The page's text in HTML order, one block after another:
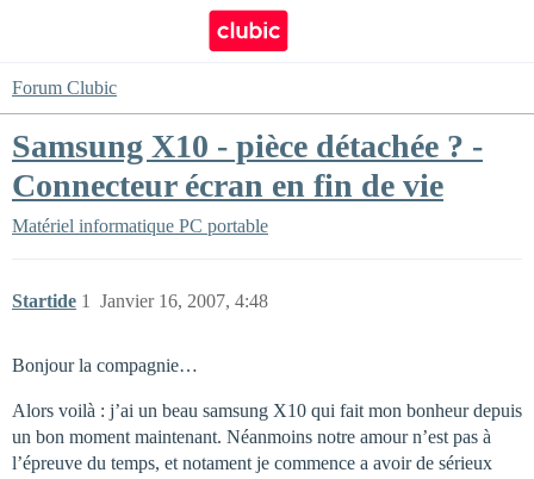
Forum Clubic
Samsung X10 - pièce détachée ? -
Connecteur écran en fin de vie
Matériel informatique PC portable
Startide Janvier 16, 2007, 4:48
1
Bonjour la compagnie…
Alors voilà : j’ai un beau samsung X10 qui fait mon bonheur depuis
un bon moment maintenant. Néanmoins notre amour n’est pas à
l’épreuve du temps, et notament je commence a avoir de sérieux